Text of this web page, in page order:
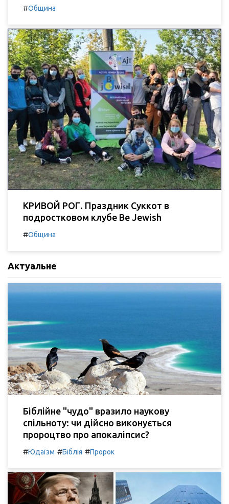
#Община
КРИВОЙ РОГ. Праздник Суккот в
подростковом клубе Be Jewish
#Община
Актуальне
Біблійне "чудо" вразило наукову
спільноту: чи дійсно виконується
пророцтво про апокаліпсис?
#Юдаїзм #Біблія #Пророк